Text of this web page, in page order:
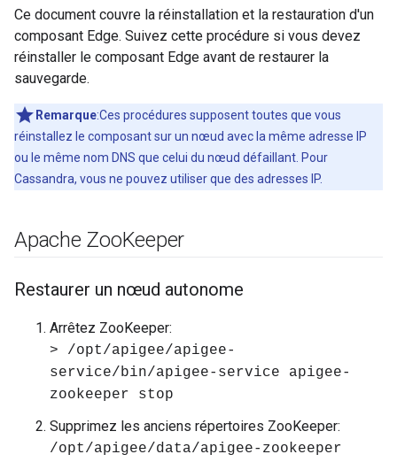
Ce document couvre la réinstallation et la restauration d'un
composant Edge. Suivez cette procédure si vous devez
réinstaller le composant Edge avant de restaurer la
sauvegarde.
Remarque:Ces procédures supposent toutes que vous
réinstallez le composant sur un nœud avec la même adresse IP
ou le même nom DNS que celui du nœud défaillant. Pour
Cassandra, vous ne pouvez utiliser que des adresses IP.
Apache ZooKeeper
Restaurer un nœud autonome
Arrêtez ZooKeeper:
> /opt/apigee/apigee-
service/bin/apigee-service apigee-
zookeeper stop
Supprimez les anciens répertoires ZooKeeper:
/opt/apigee/data/apigee-zookeeper